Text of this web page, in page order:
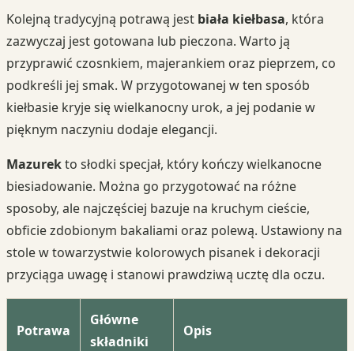
Kolejną tradycyjną potrawą jest biała kiełbasa, która
zazwyczaj jest gotowana lub pieczona. Warto ją
przyprawić czosnkiem, majerankiem oraz pieprzem, co
podkreśli jej smak. W przygotowanej w ten sposób
kiełbasie kryje się wielkanocny urok, a jej podanie w
pięknym naczyniu dodaje elegancji.
Mazurekto słodki specjał, który kończy wielkanocne
biesiadowanie. Można go przygotować na różne
sposoby, ale najczęściej bazuje na kruchym cieście,
obficie zdobionym bakaliami oraz polewą. Ustawiony na
stole w towarzystwie kolorowych pisanek i dekoracji
przyciąga uwagę i stanowi prawdziwą ucztę dla oczu.
Potrawa
Główne
składniki
Opis